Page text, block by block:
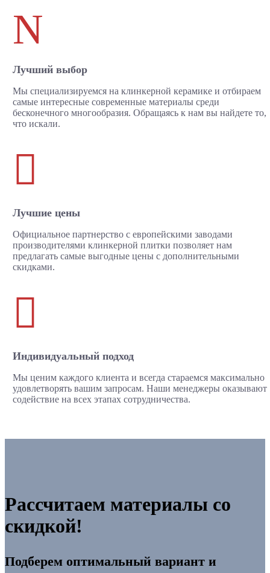
N
Лучший выбор
Мы специализируемся на клинкерной керамике и отбираем
самые интересные современные материалы среди
бесконечного многообразия. Обращаясь к нам вы найдете то,
что искали.

Лучшие цены
Официальное партнерство с европейскими заводами
производителями клинкерной плитки позволяет нам
предлагать самые выгодные цены с дополнительными
скидками.

Индивидуальный подход
Мы ценим каждого клиента и всегда стараемся максимально
удовлетворять вашим запросам. Наши менеджеры оказывают
содействие на всех этапах сотрудничества.
Рассчитаем материалы со
скидкой!
Подберем оптимальный вариант и